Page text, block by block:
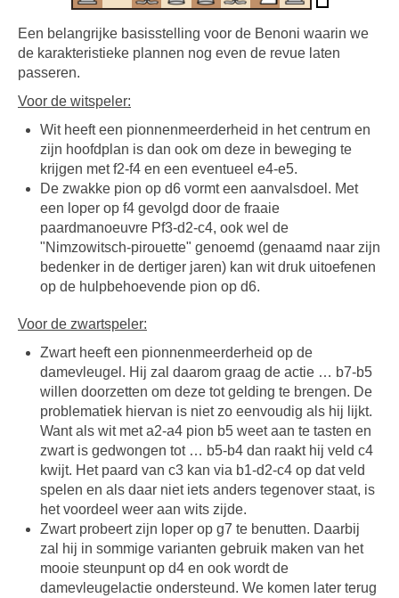
Een belangrijke basisstelling voor de Benoni waarin we
de karakteristieke plannen nog even de revue laten
passeren.
Voor de witspeler:
Wit heeft een pionnenmeerderheid in het centrum en
zijn hoofdplan is dan ook om deze in beweging te
krijgen met f2-f4 en een eventueel e4-e5.
De zwakke pion op d6 vormt een aanvalsdoel. Met
een loper op f4 gevolgd door de fraaie
paardmanoeuvre Pf3-d2-c4, ook wel de
"Nimzowitsch-pirouette" genoemd (genaamd naar zijn
bedenker in de dertiger jaren) kan wit druk uitoefenen
op de hulpbehoevende pion op d6.
Voor de zwartspeler:
Zwart heeft een pionnenmeerderheid op de
damevleugel. Hij zal daarom graag de actie … b7-b5
willen doorzetten om deze tot gelding te brengen. De
problematiek hiervan is niet zo eenvoudig als hij lijkt.
Want als wit met a2-a4 pion b5 weet aan te tasten en
zwart is gedwongen tot … b5-b4 dan raakt hij veld c4
kwijt. Het paard van c3 kan via b1-d2-c4 op dat veld
spelen en als daar niet iets anders tegenover staat, is
het voordeel weer aan wits zijde.
Zwart probeert zijn loper op g7 te benutten. Daarbij
zal hij in sommige varianten gebruik maken van het
mooie steunpunt op d4 en ook wordt de
damevleugelactie ondersteund. We komen later terug